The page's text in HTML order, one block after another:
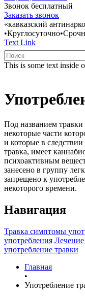
Звонок бесплатный
Заказать звонок
«кавказский
•Круглосуточно•
Text Link
This is some text inside
Под названием травки
некоторые части
и которые в
травка, имеет
психоактивным
занесено в группу
запрещено к
некоторого времени.
Навигация
Травка симптомы
употребления
употребление травки
Главная
•
Употребление